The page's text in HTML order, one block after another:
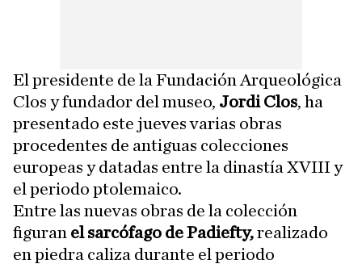
El presidente de la Fundación Arqueológica
Clos y fundador del museo, Jordi Clos, ha
presentado este jueves varias obras
procedentes de antiguas colecciones
europeas y datadas entre la dinastía XVIII y
el periodo ptolemaico.
Entre las nuevas obras de la colección
figuran el sarcófago de Padiefty,realizado
en piedra caliza durante el periodo